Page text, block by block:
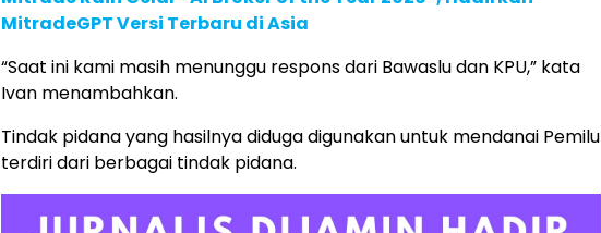
MitradeGPT Versi Terbaru di Asia
“Saat ini kami masih menunggu respons dari Bawaslu dan KPU,” kata
Ivan menambahkan.
Tindak pidana yang hasilnya diduga digunakan untuk mendanai Pemilu
terdiri dari berbagai tindak pidana.